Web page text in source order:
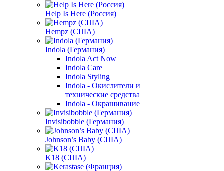
Help Is Here (Россия)
Hempz (США)
Indola (Германия)
Indola Act Now
Indola Care
Indola Styling
Indola - Окислители и
технические средства
Indola - Окрашивание
Invisibobble (Германия)
Johnson’s Baby (США)
K18 (США)